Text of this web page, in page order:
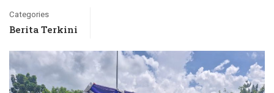
Categories
Berita Terkini